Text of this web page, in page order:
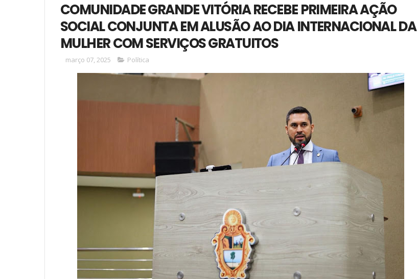
COMUNIDADE GRANDE VITÓRIA RECEBE PRIMEIRA AÇÃO
SOCIAL CONJUNTA EM ALUSÃO AO DIA INTERNACIONAL DA
MULHER COM SERVIÇOS GRATUITOS
março 07, 2025 Política